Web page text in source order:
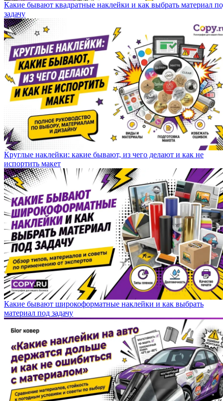
Какие бывают квадратные наклейки и как выбрать материал
задачу
Круглые наклейки: какие бывают, из чего делают и как не
испортить макет
Какие бывают широкоформатные наклейки и как выбрать
материал под задачу